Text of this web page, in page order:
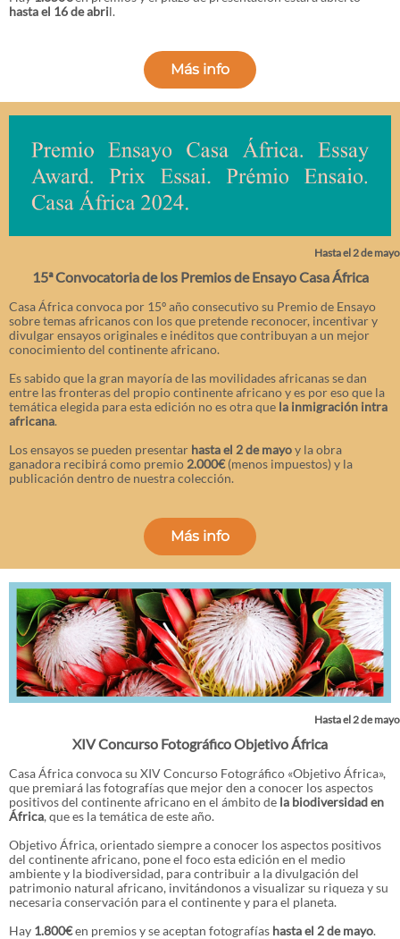
hasta el 16 de abril.
Más info
Hasta el 2 de mayo
15ª Convocatoria de los Premios de Ensayo Casa África
Casa África convoca por 15º año consecutivo su Premio de Ensayo
sobre temas africanos con los que pretende reconocer, incentivar y
divulgar ensayos originales e inéditos que contribuyan a un mejor
conocimiento del continente africano.
Es sabido que la gran mayoría de las movilidades africanas se dan
entre las fronteras del propio continente africano y es por eso que la
temática elegida para esta edición no es otra que la inmigración intra
africana.
Los ensayos se pueden presentar hasta el 2 de mayoy la obra
ganadora recibirá como premio 2.000€(menos impuestos) y la
publicación dentro de nuestra colección.
Más info
Hasta el 2 de mayo
XIV Concurso Fotográfico Objetivo África
Casa África convoca su XIV Concurso Fotográfico «Objetivo África»,
que premiará las fotografías que mejor den a conocer los aspectos
positivos del continente africano en el ámbito de la biodiversidad en
África, que es la temática de este año.
Objetivo África, orientado siempre a conocer los aspectos positivos
del continente africano, pone el foco esta edición en el medio
ambiente y la biodiversidad, para contribuir a la divulgación del
patrimonio natural africano, invitándonos a visualizar su riqueza y su
necesaria conservación para el continente y para el planeta.
Hay 1.800€en premios y se aceptan fotografías hasta el 2 de mayo.